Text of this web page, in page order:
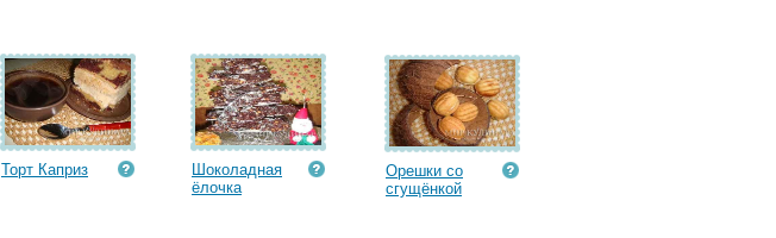
Торт Каприз
Шоколадная
ёлочка
Орешки со
сгущёнкой